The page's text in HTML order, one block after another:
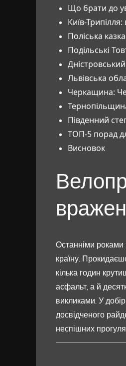
Що брати до
Київ-
Поліська
Подільські
Львівська
Черкащина:
Південний
ТОП-5 порад
Висновок
Останніми роками
країну.
кілька годин
асфальт, а й
викликами. У
досвідченого
неспішних